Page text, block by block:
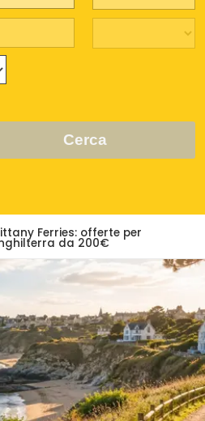
Cerca
Ferries: offerte per
da 200€